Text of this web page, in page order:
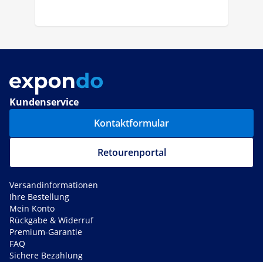
Kundenservice
Kontaktformular
Retourenportal
Versandinformationen
Ihre Bestellung
Mein Konto
Rückgabe & Widerruf
Premium-Garantie
FAQ
Sichere Bezahlung